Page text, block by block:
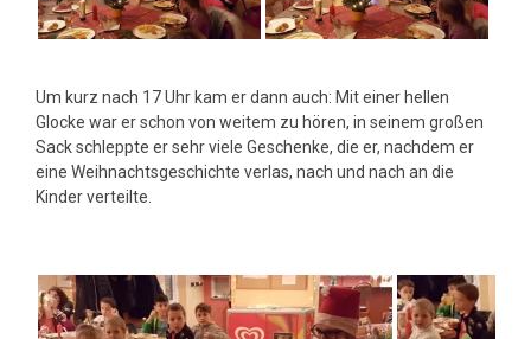
Um kurz nach 17 Uhr kam er dann auch: Mit einer hellen
Glocke war er schon von weitem zu hören, in seinem großen
Sack schleppte er sehr viele Geschenke, die er, nachdem er
eine Weihnachtsgeschichte verlas, nach und nach an die
Kinder verteilte.